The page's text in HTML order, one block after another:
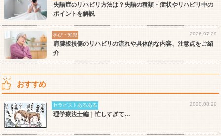
失語症のリハビリ方法は？失語の種類・症状やリハビリ中の
ポイントを解説
学び・知識 2026.07.29
肩腱板損傷のリハビリの流れや具体的な内容、注意点をご紹
介
おすすめ
セラピストあるある 2020.08.20
理学療法士編｜忙しすぎて…